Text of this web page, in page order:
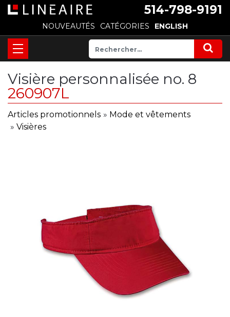
514-798-9191
NOUVEAUTÉS CATÉGORIES ENGLISH
Visière personnalisée no. 8
260907L
Articles promotionnels » Mode et vêtements
» Visières